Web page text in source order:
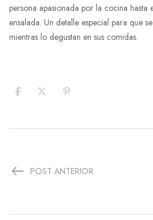
persona apasionada por la cocina hasta
ensalada. Un detalle especial para que
mientras lo degustan en sus comidas.
POST ANTERIOR